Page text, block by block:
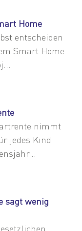
Home
entscheiden
Smart Home
nimmt
jedes Kind
sagt wenig